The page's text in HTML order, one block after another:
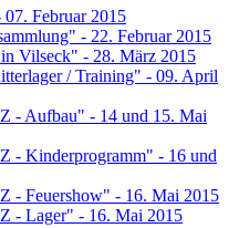
Februar 2015
- 22. Februar 2015
Vilseck" - 28. März 2015
/ Training" - 09. April
- Aufbau" - 14 und 15. Mai
- Kinderprogramm" - 16 und
- Feuershow" - 16. Mai 2015
- Lager" - 16. Mai 2015